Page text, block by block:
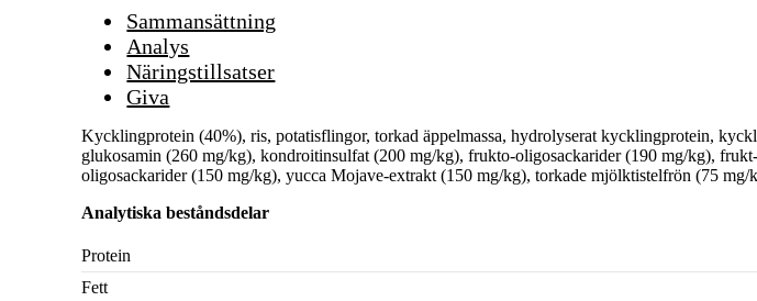
Sammansättning
Analys
Näringstillsatser
Giva
Kycklingprotein (40%), ris, potatisflingor, torkad äppelmassa, hydrolyserat kycklingprotein,
glukosamin (260 mg/kg), kondroitinsulfat (200 mg/kg), frukto-oligosackarider (190 mg/kg),
oligosackarider (150 mg/kg), yucca Mojave-extrakt (150 mg/kg), torkade mjölktistelfrön (75 mg/
Analytiska beståndsdelar
Protein
Fett